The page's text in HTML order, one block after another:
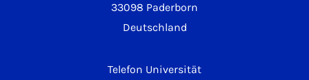
33098 Paderborn
Deutschland
Telefon Universität